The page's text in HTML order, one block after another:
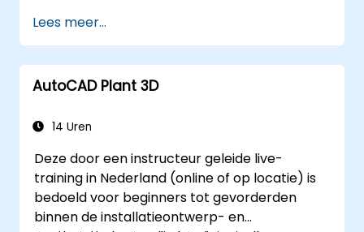
Plant 3D te begrijpen, waaronder het
maken van aangepaste componenten,
geavanceerd beheer van gegevens en
complexe routing.
samen te werken met teams die
De software aan te passen en repetitieve
taken te automatiseren om specifieke
projectbehoeften te vervullen.
Lees meer...
AutoCAD Plant 3D
14 Uren
Deze door een instructeur geleide live-
training in Nederland (online of op locatie) is
bedoeld voor beginners tot gevorderden
binnen de installatieontwerp- en